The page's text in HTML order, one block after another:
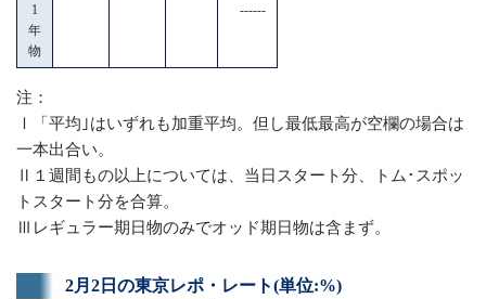
1
年
物
------
注：
Ⅰ「平均｣はいずれも加重平均。但し最低最高が空欄の場合は
一本出合い。
Ⅱ１週間もの以上については、当日スタート分、トム･スポッ
トスタート分を合算。
Ⅲレギュラー期日物のみでオッド期日物は含まず。
2月2日の東京レポ・レート(単位:%)